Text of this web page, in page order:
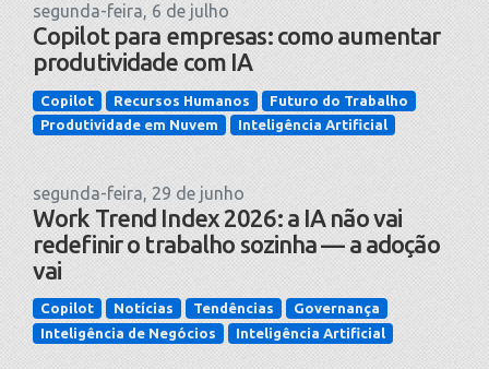
segunda-feira, 6 de julho
Copilot para empresas: como aumentar
produtividade com IA
Copilot Recursos Humanos
Futuro do Trabalho
Produtividade em Nuvem
Inteligência Artificial
segunda-feira, 29 de junho
Work Trend Index 2026: a IA não vai
redefinir o trabalho sozinha — a adoção
vai
Copilot Notícias Tendências
Governança
Inteligência de Negócios
Inteligência Artificial